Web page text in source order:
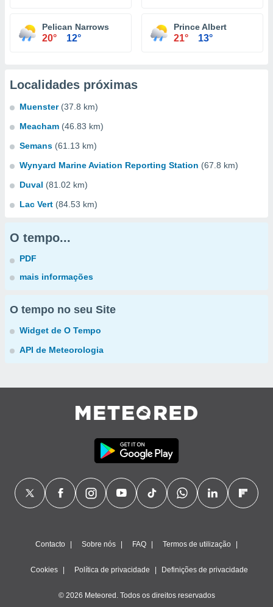
Pelican Narrows
20° 12°
Prince Albert
21° 13°
Localidades próximas
Muenster (37.8 km)
Meacham (46.83 km)
Semans (61.13 km)
Wynyard Marine Aviation Reporting Station (67.8 km)
Duval (81.02 km)
Lac Vert (84.53 km)
O tempo...
PDF
mais informações
O tempo no seu Site
Widget de O Tempo
API de Meteorologia
Contacto Sobre nós FAQ Termos de utilização
Cookies Política de privacidade Definições de privacidade
© 2026 Meteored. Todos os direitos reservados